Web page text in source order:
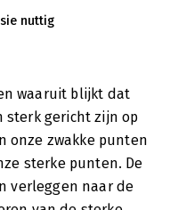
nuttig
waaruit blijkt dat
sterk gericht zijn op
onze zwakke punten
sterke punten. De
verleggen naar de